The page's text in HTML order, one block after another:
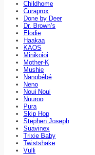
Childhome
Curaprox
Done by Deer
Dr. Brown’s
Elodie
Haakaa
KAOS
Minikoioi
Mother-K
Mushie
Nanobébé
Neno
Noui Noui
Nuuroo
Pura
Skip Hop
Stephen Joseph
Suavinex
Trixie Baby
Twistshake
Vulli